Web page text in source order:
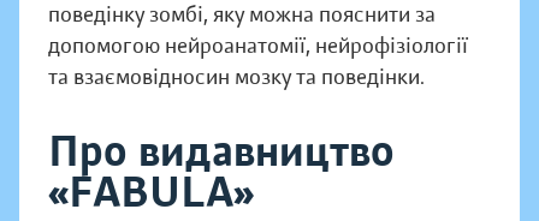
поведінку зомбі, яку можна пояснити за
допомогою нейроанатомії, нейрофізіології
та взаємовідносин мозку та поведінки.
Про видавництво
«FABULA»